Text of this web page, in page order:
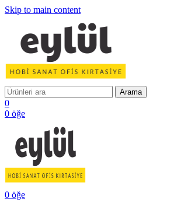
Skip to main content
Arama
0
0 öğe
0 öğe